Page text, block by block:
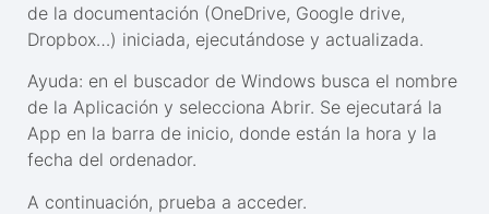
de la documentación (OneDrive, Google drive,
Dropbox…) iniciada, ejecutándose y actualizada.
Ayuda: en el buscador de Windows busca el nombre
de la Aplicación y selecciona Abrir. Se ejecutará la
App en la barra de inicio, donde están la hora y la
fecha del ordenador.
A continuación, prueba a acceder.